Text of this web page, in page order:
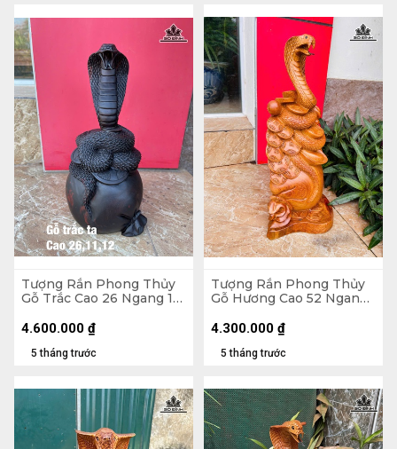
Tượng Rắn Phong Thủy
Gỗ Trắc Cao 26 Ngang 11
5 tháng trước
4.600.000 ₫
Tượng Rắn Phong Thủy
Gỗ Hương Cao 52 Ngang
5 tháng trước
4.300.000 ₫